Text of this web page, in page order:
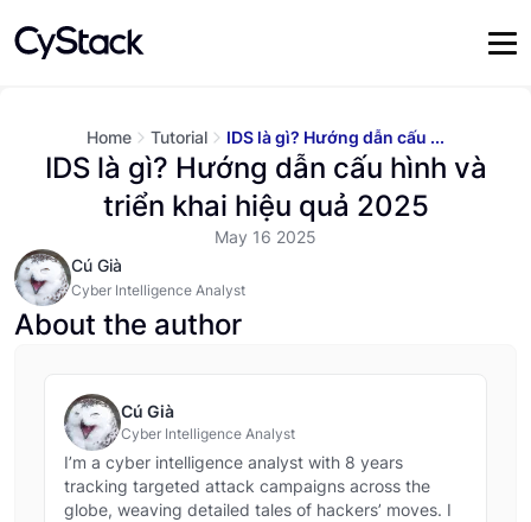
Home Tutorial IDS là gì? Hướng dẫn cấu ...
IDS là gì? Hướng dẫn cấu hình và
triển khai hiệu quả 2025
May 16 2025
Cú Già
Cyber Intelligence Analyst
About the author
Cú Già
Cyber Intelligence Analyst
I’m a cyber intelligence analyst with 8 years
tracking targeted attack campaigns across the
globe, weaving detailed tales of hackers’ moves. I